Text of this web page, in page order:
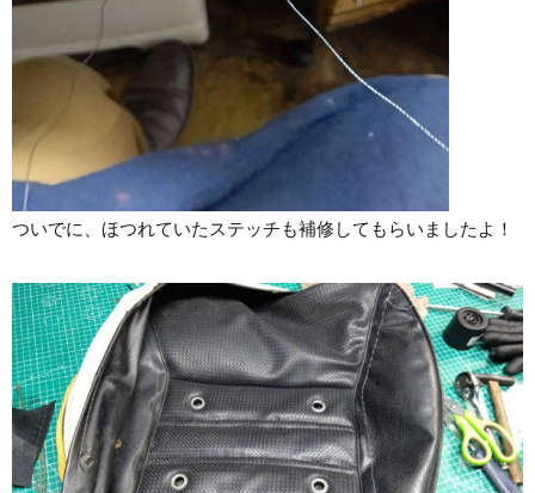
ついでに、ほつれていたステッチも補修してもらいましたよ！